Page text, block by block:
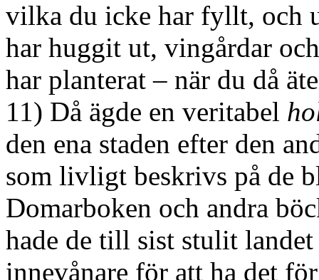
vilka du icke har fyllt, och
har huggit ut, vingårdar
har planterat – när du då
11) Då ägde en veritabel
den ena staden efter den
som livligt beskrivs på de
Domarboken och andra
hade de till sist stulit
innevånare för att ha det